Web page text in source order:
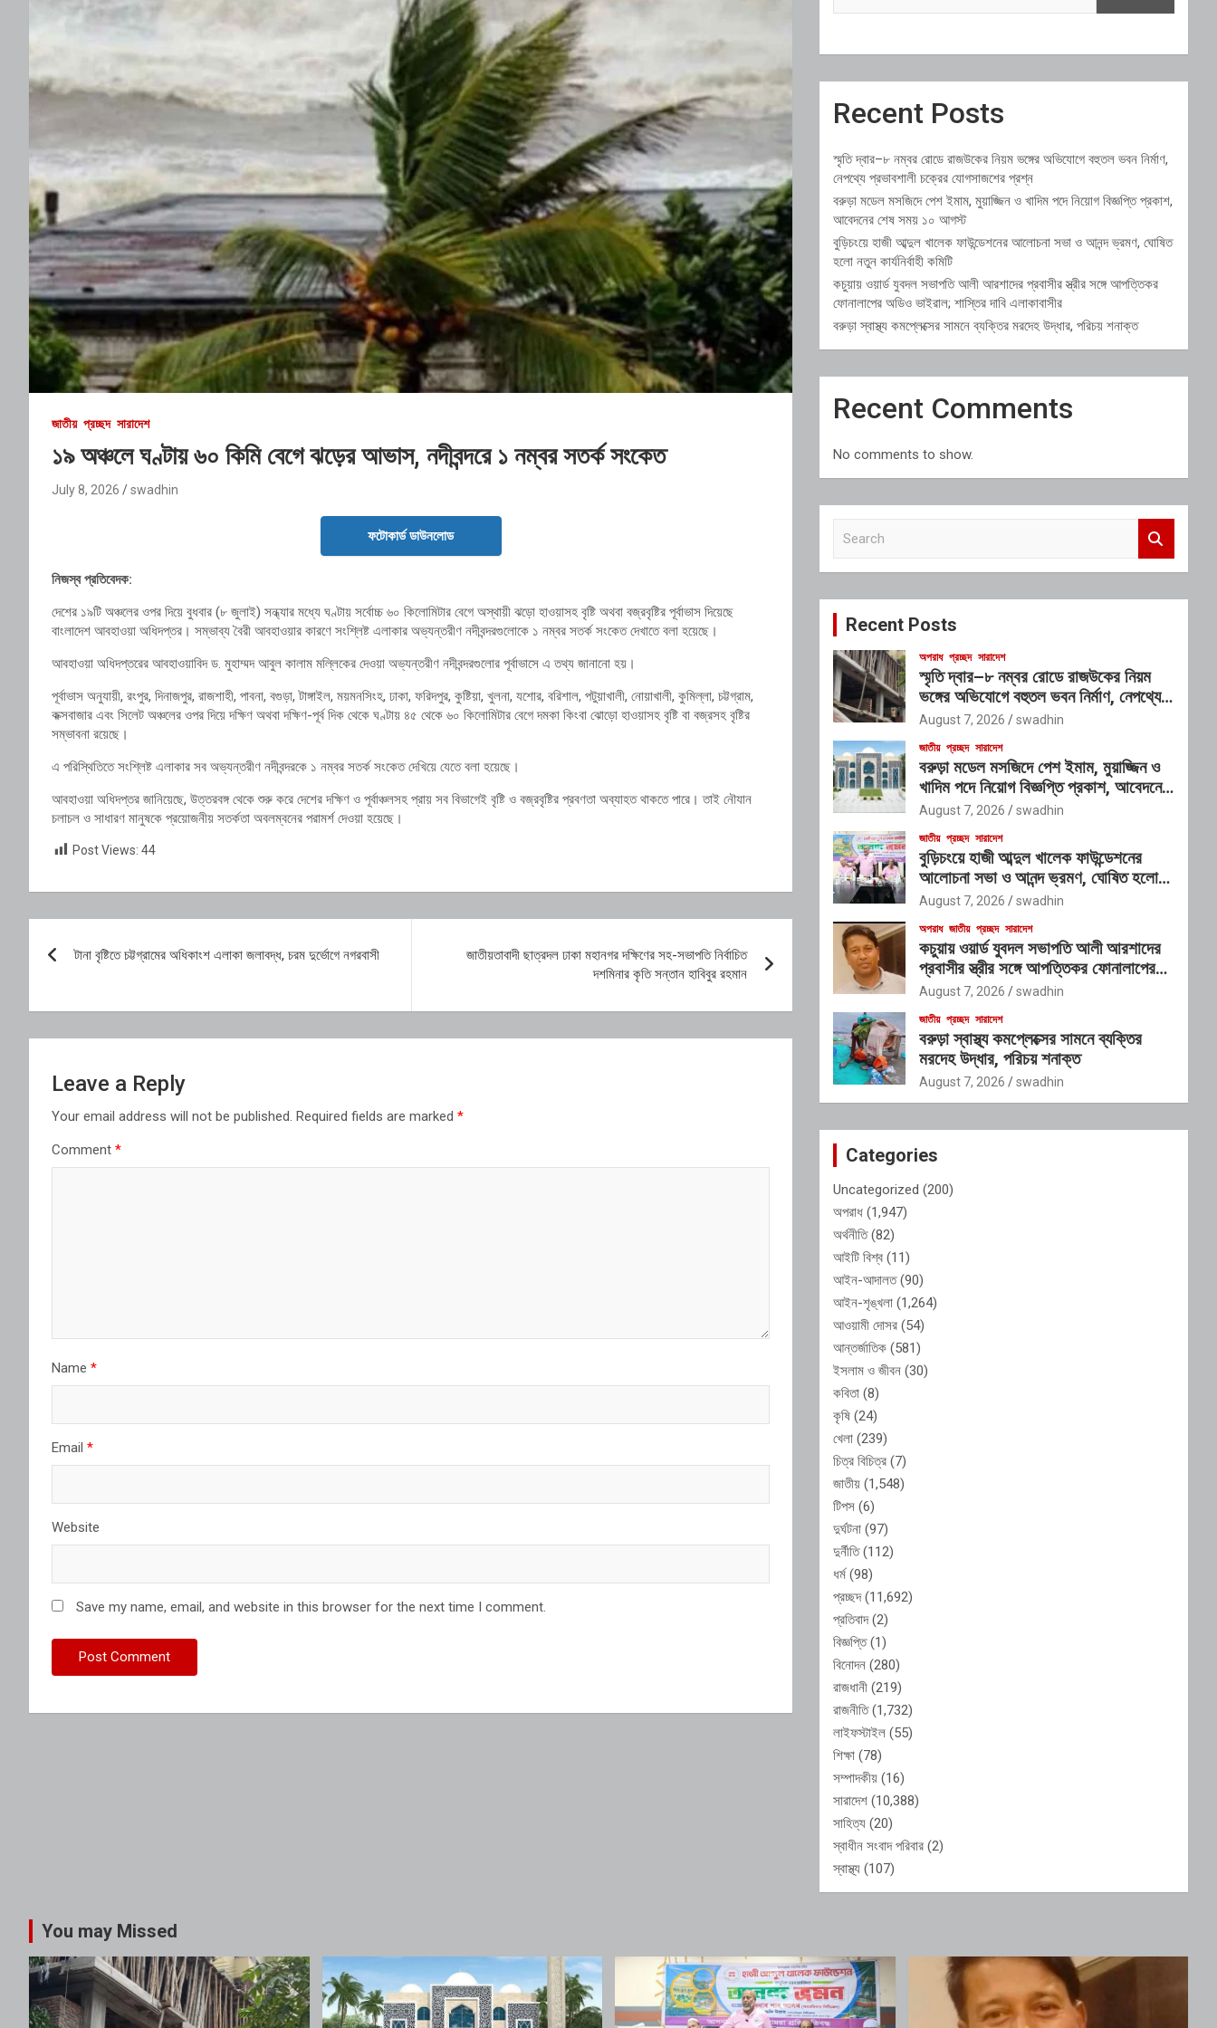
জাতীয় প্রচ্ছদ সারাদেশ
১৯ অঞ্চলে ঘণ্টায় ৬০ কিমি বেগে ঝড়ের আভাস, নদীবন্দরে ১ নম্বর সতর্ক সংকেত
July 8, 2026 swadhin
ফটোকার্ড ডাউনলোড
নিজস্ব প্রতিবেদক:
দেশের ১৯টি অঞ্চলের ওপর দিয়ে বুধবার (৮ জুলাই) সন্ধ্যার মধ্যে ঘণ্টায় সর্বোচ্চ ৬০ কিলোমিটার বেগে অস্থায়ী ঝড়ো হাওয়াসহ বৃষ্টি অথবা বজ্রবৃষ্টির পূর্বাভাস দিয়েছে
বাংলাদেশ আবহাওয়া অধিদপ্তর। সম্ভাব্য বৈরী আবহাওয়ার কারণে সংশ্লিষ্ট এলাকার অভ্যন্তরীণ নদীবন্দরগুলোকে ১ নম্বর সতর্ক সংকেত দেখাতে বলা হয়েছে।
আবহাওয়া অধিদপ্তরের আবহাওয়াবিদ ড. মুহাম্মদ আবুল কালাম মল্লিকের দেওয়া অভ্যন্তরীণ নদীবন্দরগুলোর পূর্বাভাসে এ তথ্য জানানো হয়।
পূর্বাভাস অনুযায়ী, রংপুর, দিনাজপুর, রাজশাহী, পাবনা, বগুড়া, টাঙ্গাইল, ময়মনসিংহ, ঢাকা, ফরিদপুর, কুষ্টিয়া, খুলনা, যশোর, বরিশাল, পটুয়াখালী, নোয়াখালী, কুমিল্লা, চট্টগ্রাম,
কক্সবাজার এবং সিলেট অঞ্চলের ওপর দিয়ে দক্ষিণ অথবা দক্ষিণ-পূর্ব দিক থেকে ঘণ্টায় ৪৫ থেকে ৬০ কিলোমিটার বেগে দমকা কিংবা ঝোড়ো হাওয়াসহ বৃষ্টি বা বজ্রসহ বৃষ্টির
সম্ভাবনা রয়েছে।
এ পরিস্থিতিতে সংশ্লিষ্ট এলাকার সব অভ্যন্তরীণ নদীবন্দরকে ১ নম্বর সতর্ক সংকেত দেখিয়ে যেতে বলা হয়েছে।
আবহাওয়া অধিদপ্তর জানিয়েছে, উত্তরবঙ্গ থেকে শুরু করে দেশের দক্ষিণ ও পূর্বাঞ্চলসহ প্রায় সব বিভাগেই বৃষ্টি ও বজ্রবৃষ্টির প্রবণতা অব্যাহত থাকতে পারে। তাই নৌযান
চলাচল ও সাধারণ মানুষকে প্রয়োজনীয় সতর্কতা অবলম্বনের পরামর্শ দেওয়া হয়েছে।
Post Views: 44
navigation
টানা বৃষ্টিতে চট্টগ্রামের অধিকাংশ এলাকা জলাবদ্ধ, চরম দুর্ভোগে নগরবাসী
জাতীয়তাবাদী ছাত্রদল ঢাকা মহানগর দক্ষিণের সহ-সভাপতি নির্বাচিত
দশমিনার কৃতি সন্তান হাবিবুর রহমান
Leave a Reply
Your email address will not be published. Required fields are marked *
Comment *
Name *
Email *
Website
Save my name, email, and website in this browser for the next time I comment.
Recent Posts
স্মৃতি দ্বার–৮ নম্বর রোডে রাজউকের নিয়ম ভঙ্গের অভিযোগে বহুতল ভবন নির্মাণ,
নেপথ্যে প্রভাবশালী চক্রের যোগসাজশের প্রশ্ন
বরুড়া মডেল মসজিদে পেশ ইমাম, মুয়াজ্জিন ও খাদিম পদে নিয়োগ বিজ্ঞপ্তি প্রকাশ,
আবেদনের শেষ সময় ১০ আগস্ট
বুড়িচংয়ে হাজী আব্দুল খালেক ফাউন্ডেশনের আলোচনা সভা ও আনন্দ ভ্রমণ, ঘোষিত
হলো নতুন কার্যনির্বাহী কমিটি
কচুয়ায় ওয়ার্ড যুবদল সভাপতি আলী আরশাদের প্রবাসীর স্ত্রীর সঙ্গে আপত্তিকর
ফোনালাপের অডিও ভাইরাল; শাস্তির দাবি এলাকাবাসীর
বরুড়া স্বাস্থ্য কমপ্লেক্সের সামনে ব্যক্তির মরদেহ উদ্ধার, পরিচয় শনাক্ত
Recent Comments
No comments to show.
c
Recent Posts
অপরাধ প্রচ্ছদ সারাদেশ
স্মৃতি দ্বার–৮ নম্বর রোডে রাজউকের নিয়ম
ভঙ্গের অভিযোগে বহুতল ভবন নির্মাণ, নেপথ্যে
প্রভাবশালী চক্রের যোগসাজশের প্রশ্ন
August 7, 2026 swadhin
জাতীয় প্রচ্ছদ সারাদেশ
বরুড়া মডেল মসজিদে পেশ ইমাম, মুয়াজ্জিন ও
খাদিম পদে নিয়োগ বিজ্ঞপ্তি প্রকাশ, আবেদনের
শেষ সময় ১০ আগস্ট
August 7, 2026 swadhin
জাতীয় প্রচ্ছদ সারাদেশ
বুড়িচংয়ে হাজী আব্দুল খালেক ফাউন্ডেশনের
আলোচনা সভা ও আনন্দ ভ্রমণ, ঘোষিত হলো
নতুন কার্যনির্বাহী কমিটি
August 7, 2026 swadhin
অপরাধ জাতীয় প্রচ্ছদ সারাদেশ
কচুয়ায় ওয়ার্ড যুবদল সভাপতি আলী আরশাদের
প্রবাসীর স্ত্রীর সঙ্গে আপত্তিকর ফোনালাপের
অডিও ভাইরাল; শাস্তির দাবি এলাকাবাসীর
August 7, 2026 swadhin
জাতীয় প্রচ্ছদ সারাদেশ
বরুড়া স্বাস্থ্য কমপ্লেক্সের সামনে ব্যক্তির
মরদেহ উদ্ধার, পরিচয় শনাক্ত
August 7, 2026 swadhin
Categories
Uncategorized (200)
অপরাধ (1,947)
অর্থনীতি(82)
আইটি বিশ্ব (11)
আইন-আদালত(90)
আইন-শৃঙ্খলা (1,264)
আওয়ামী দোসর (54)
আন্তর্জাতিক (581)
ইসলাম ও জীবন (30)
কবিতা (8)
কৃষি (24)
খেলা (239)
চিত্র বিচিত্র (7)
জাতীয় (1,548)
টিপস (6)
দুর্ঘটনা (97)
দুর্নীতি(112)
ধর্ম(98)
প্রচ্ছদ(11,692)
প্রতিবাদ(2)
বিজ্ঞপ্তি(1)
বিনোদন (280)
রাজধানী (219)
রাজনীতি(1,732)
লাইফস্টাইল (55)
শিক্ষা (78)
সম্পাদকীয় (16)
সারাদেশ (10,388)
সাহিত্য (20)
স্বাধীন সংবাদ পরিবার (2)
স্বাস্থ্য (107)
You may Missed